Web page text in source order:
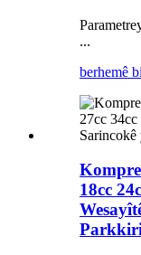
...
berhemê
18cc